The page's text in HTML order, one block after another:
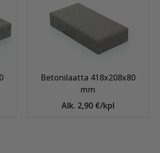
Betonilaatta 418x208x80
mm
Alk. 2,90 €/kpl